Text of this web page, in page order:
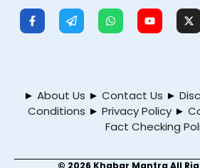
► About Us ► Contact Us ►
Conditions ► Privacy Policy ►
Fact Checking